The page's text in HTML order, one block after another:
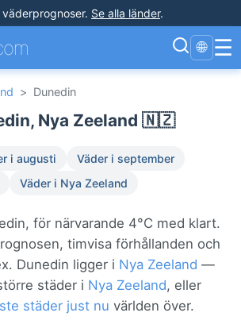
väderprognoser. Se alla länder.
🌐 ☰
> Dunedin
Nya Zeeland 🇳🇿
i augusti
Väder i september
Väder i Nya Zeeland
för närvarande 4°C med klart.
timvisa förhållanden och
Dunedin ligger i Nya Zeeland —
städer i Nya Zeeland, eller
städer just nu världen över.